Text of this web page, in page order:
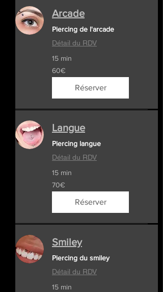
Arcade
Piercing de l'arcade
Détail du RDV
15 min
60€
60€
Réserver
Langue
Piercing langue
Détail du RDV
15 min
70€
70€
Réserver
Smiley
Piercing du smiley
Détail du RDV
15 min